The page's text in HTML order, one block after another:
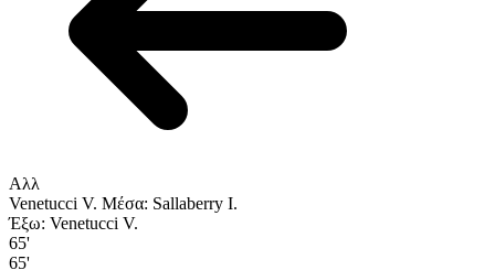
Αλλ
Venetucci V. Μέσα: Sallaberry I.
Έξω: Venetucci V.
65'
65'